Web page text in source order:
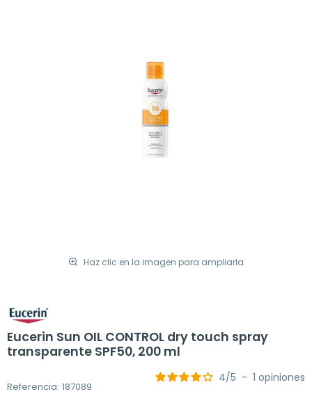
Haz clic en la imagen para ampliarla
Eucerin Sun OIL CONTROL dry touch spray
transparente SPF50, 200 ml
Referencia: 187089
4/5 - 1 opiniones